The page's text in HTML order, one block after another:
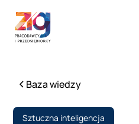
Baza wiedzy
Sztuczna inteligencja